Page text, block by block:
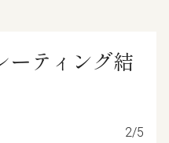
ーティング結
2/5